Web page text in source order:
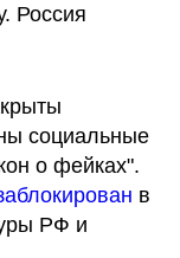
Россия
социальные
о фейках".
в
РФ и